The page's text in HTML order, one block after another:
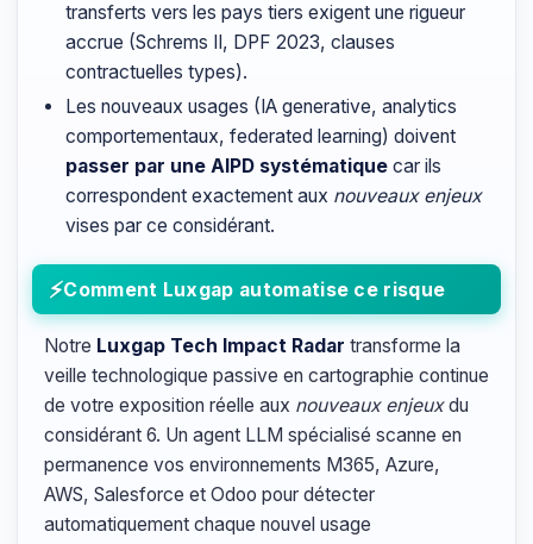
transferts vers les pays tiers exigent une rigueur
accrue (Schrems II, DPF 2023, clauses
contractuelles types).
Les nouveaux usages (IA generative, analytics
comportementaux, federated learning) doivent
passer par une AIPD systématique car ils
correspondent exactement aux nouveaux enjeux
vises par ce considérant.
Comment Luxgap automatise ce risque
Notre Luxgap Tech Impact Radar transforme la
veille technologique passive en cartographie continue
de votre exposition réelle aux nouveaux enjeuxdu
considérant 6. Un agent LLM spécialisé scanne en
permanence vos environnements M365, Azure,
AWS, Salesforce et Odoo pour détecter
automatiquement chaque nouvel usage